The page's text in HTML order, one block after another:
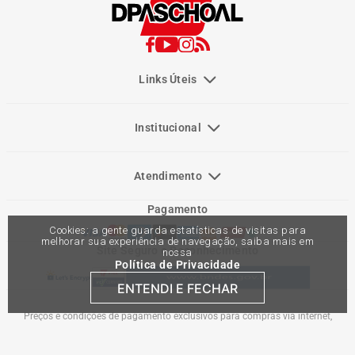
Cookies: a gente guarda estatísticas de visitas para
melhorar sua experiência de navegação, saiba mais em
nossa
Política de Privacidade
ENTENDI E FECHAR
Links Úteis
Institucional
Atendimento
Pagamento
Site Seguro e Reconhecimento
Preços e condições de pagamento exclusivos para compras via internet,